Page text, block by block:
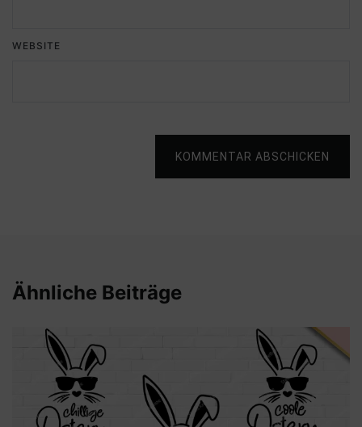
WEBSITE
KOMMENTAR ABSCHICKEN
Ähnliche Beiträge